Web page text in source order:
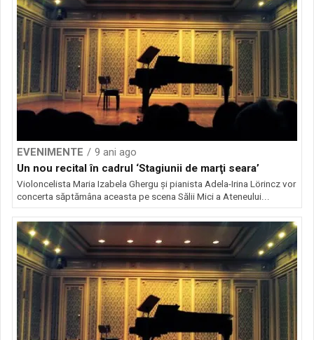
EVENIMENTE
9 ani ago
Un nou recital în cadrul ‘Stagiunii de marţi seara’
Violoncelista Maria Izabela Ghergu şi pianista Adela-Irina Lörincz vor
concerta săptămâna aceasta pe scena Sălii Mici a Ateneului...